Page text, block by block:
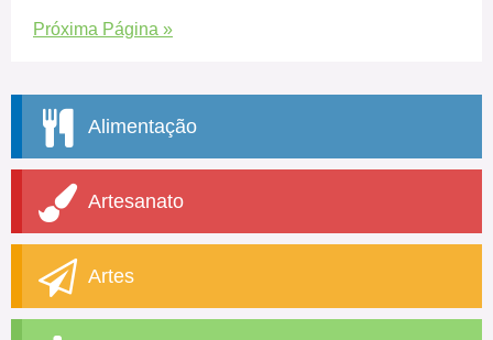
Próxima Página »
Alimentação
Artesanato
Artes